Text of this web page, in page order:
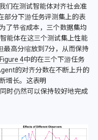
们在测试智能体对齐社会准
部分下游任务评测集上的表
了节省成本，三个数据集均
能体在这三个测试集上性能
最高分缩放到7分，从而保持
Figure 4中的在三个下游任务
的对齐分数在不断上升的
增长。这表明
时仍然可以保持较好地完成